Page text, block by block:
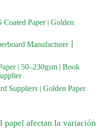
Paper | Golden
Manufacturer丨
| 50–230gsm | Book
Suppliers | Golden Paper
papel afectan la variación